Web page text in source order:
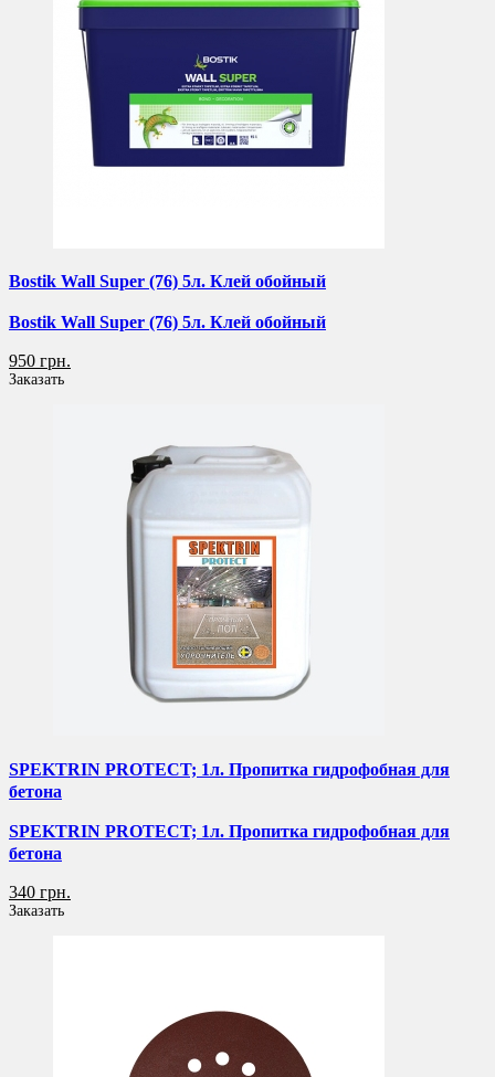
Bostik Wall Super (76) 5л. Клей обойный
Bostik Wall Super (76) 5л. Клей обойный
950 грн.
Заказать
SPEKTRIN PROTECT; 1л. Пропитка гидрофобная для
бетона
SPEKTRIN PROTECT; 1л. Пропитка гидрофобная для
бетона
340 грн.
Заказать